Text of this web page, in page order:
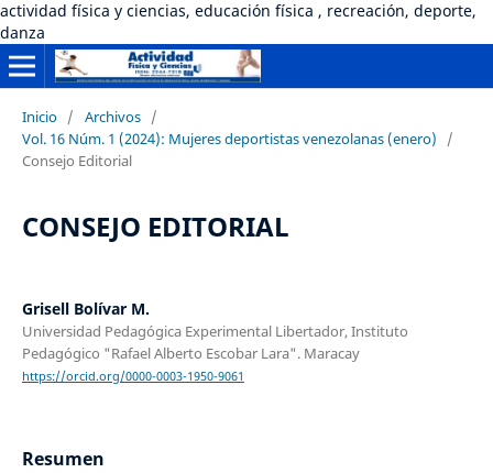
actividad física y ciencias, educación física , recreación, deporte,
danza
Inicio / Archivos /
Vol. 16 Núm. 1 (2024): Mujeres deportistas venezolanas (enero)
/
Consejo Editorial
CONSEJO EDITORIAL
Grisell Bolívar M.
Universidad Pedagógica Experimental Libertador, Instituto
Pedagógico "Rafael Alberto Escobar Lara". Maracay
https://orcid.org/0000-0003-1950-9061
Resumen